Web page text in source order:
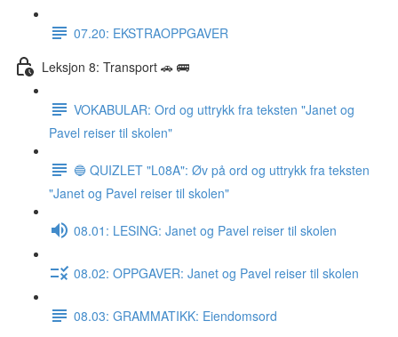
07.20: EKSTRAOPPGAVER
Leksjon 8: Transport 🚗 🚌
VOKABULAR: Ord og uttrykk fra teksten "Janet og
Pavel reiser til skolen"
🔵 QUIZLET "L08A": Øv på ord og uttrykk fra teksten
"Janet og Pavel reiser til skolen"
08.01: LESING: Janet og Pavel reiser til skolen
08.02: OPPGAVER: Janet og Pavel reiser til skolen
08.03: GRAMMATIKK: Eiendomsord